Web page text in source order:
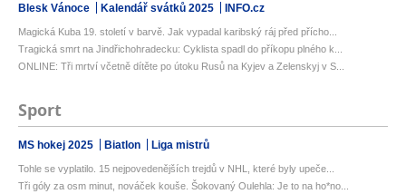
Blesk Vánoce Kalendář svátků 2025 INFO.cz
Magická Kuba 19. století v barvě. Jak vypadal karibský ráj před přícho...
Tragická smrt na Jindřichohradecku: Cyklista spadl do příkopu plného k...
ONLINE: Tři mrtví včetně dítěte po útoku Rusů na Kyjev a Zelenskyj v S...
Sport
MS hokej 2025 Biatlon Liga mistrů
Tohle se vyplatilo. 15 nejpovedenějších trejdů v NHL, které byly upeče...
Tři góly za osm minut, nováček kouše. Šokovaný Oulehla: Je to na ho*no...